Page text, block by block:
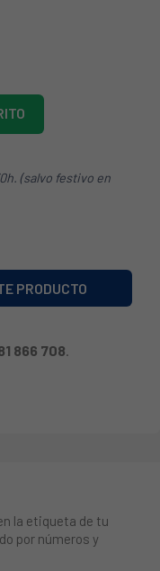
(salvo festivo en
PRODUCTO
866 708
la etiqueta de tu
por números y